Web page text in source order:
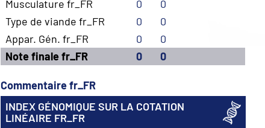
Musculature fr_FR
0
0
Type de viande fr_FR
0
0
Appar. Gén. fr_FR
0
0
Note finale fr_FR
0 0
Commentaire fr_FR
INDEX GÉNOMIQUE SUR LA COTATION
LINÉAIRE FR_FR